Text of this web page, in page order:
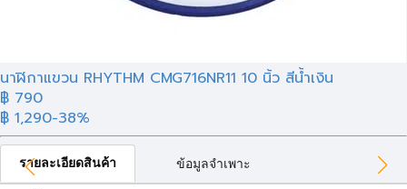
นาฬิกาแขวน RHYTHM CMG716NR11 10 นิ้ว สีน้ำเงิน
฿ 790
฿ 1,290-38%
รายละเอียดสินค้า ข้อมูลจำเพาะ